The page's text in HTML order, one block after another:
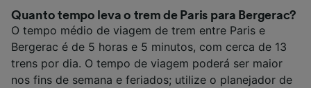
Quanto tempo leva o trem de Paris para Bergerac?
O tempo médio de viagem de trem entre Paris e
Bergerac é de 5 horas e 5 minutos, com cerca de 13
trens por dia. O tempo de viagem poderá ser maior
nos fins de semana e feriados; utilize o planejador de